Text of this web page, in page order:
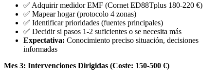
✅ Adquirir medidor EMF (Cornet ED88Tplus 180-220 €)
✅ Mapear hogar (protocolo 4 zonas)
✅ Identificar prioridades (fuentes principales)
✅ Decidir si pasos 1-2 suficientes o se necesita más
Expectativa: Conocimiento preciso situación, decisiones
informadas
Mes 3: Intervenciones Dirigidas (Coste: 150-500 €)